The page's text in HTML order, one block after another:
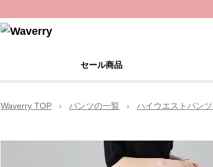
セール商品
Waverry TOP › パンツの一覧 › ハイウエストパン